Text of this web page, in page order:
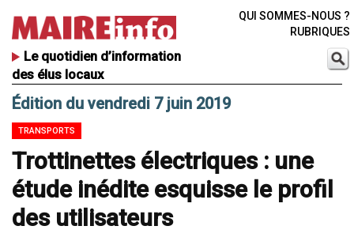
Le quotidien d’information
des élus locaux
QUI SOMMES-NOUS ?
RUBRIQUES
Édition du vendredi 7 juin 2019
TRANSPORTS
Trottinettes électriques : une
étude inédite esquisse le profil
des utilisateurs